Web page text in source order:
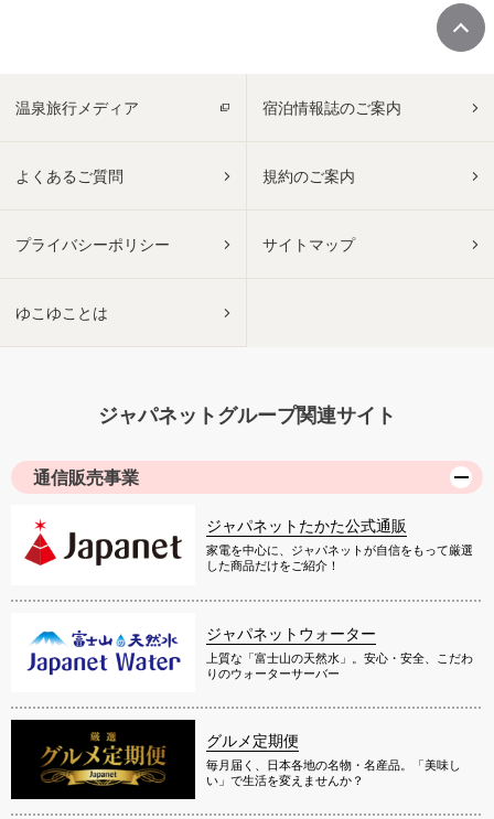
温泉旅行メディア 宿泊情報誌のご案内
よくあるご質問 規約のご案内
プライバシーポリシー サイトマップ
ゆこゆことは
ジャパネットグループ関連サイト
通信販売事業
ジャパネットたかた公式通販
家電を中心に、ジャパネットが自信をもって厳選
した商品だけをご紹介！
ジャパネットウォーター
上質な「富士山の天然水」。安心・安全、こだわ
りのウォーターサーバー
グルメ定期便
毎月届く、日本各地の名物・名産品。「美味し
い」で生活を変えませんか？